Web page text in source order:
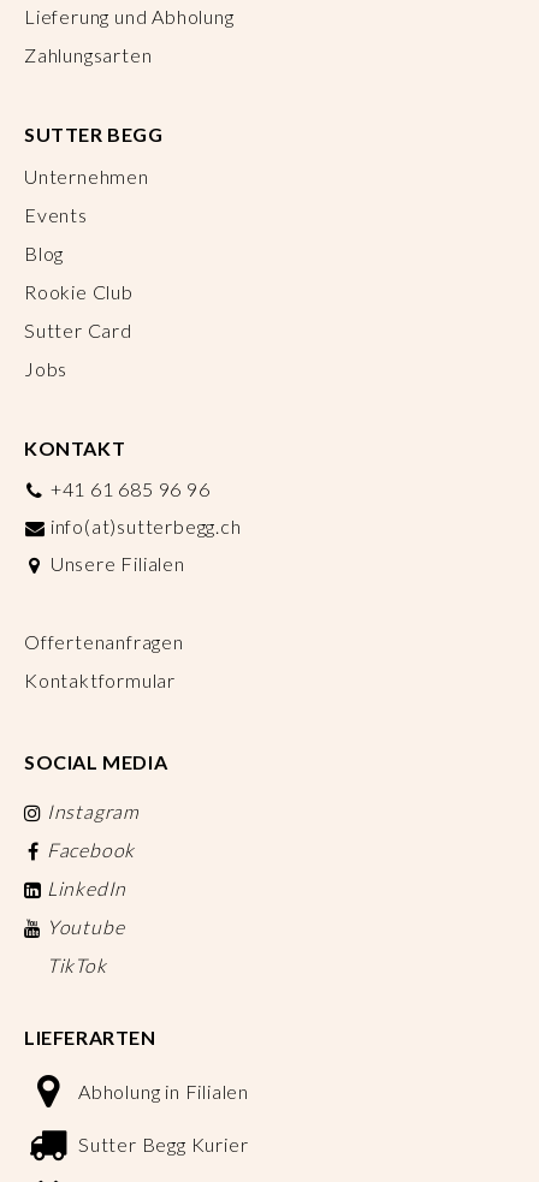
Lieferung und Abholung
Zahlungsarten
SUTTER BEGG
Unternehmen
Events
Blog
Rookie Club
Sutter Card
Jobs
KONTAKT
+41 61 685 96 96
info(at)sutterbegg.ch
Unsere Filialen
Offertenanfragen
Kontaktformular
SOCIAL MEDIA
Instagram
Facebook
LinkedIn
Youtube
TikTok
LIEFERARTEN
Abholung in Filialen
Sutter Begg Kurier